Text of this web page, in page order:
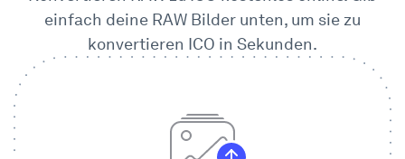
DAM Software
einfach deine RAW Bilder unten, um sie zu
konvertieren ICO in Sekunden.